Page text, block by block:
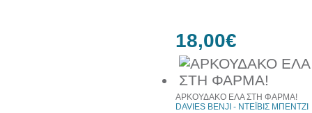
18,00€
ΑΡΚΟΥΔΑΚΟ ΕΛΑ ΣΤΗ ΦΑΡΜΑ!
DAVIES BENJI - ΝΤΕΪΒΙΣ ΜΠΕΝΤΖΙ